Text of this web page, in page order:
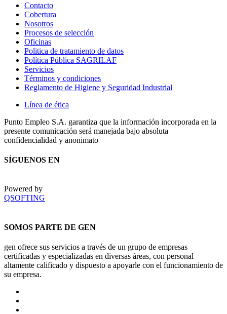
Contacto
Cobertura
Nosotros
Procesos de selección
Oficinas
Politica de tratamiento de datos
Política Pública SAGRILAF
Servicios
Términos y condiciones
Reglamento de Higiene y Seguridad Industrial
Línea de ética
Punto Empleo S.A. garantiza que la información incorporada en la
presente comunicación será manejada bajo absoluta
confidencialidad y anonimato
SÍGUENOS EN
Powered by
QSOFTING
SOMOS PARTE DE GEN
gen ofrece sus servicios a través de un grupo de empresas
certificadas y especializadas en diversas áreas, con personal
altamente calificado y dispuesto a apoyarle con el funcionamiento de
su empresa.